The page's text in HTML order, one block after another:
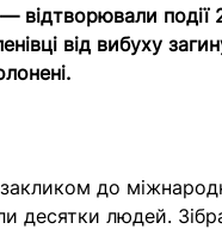
відтворювали події
від вибуху
до
десятки людей.